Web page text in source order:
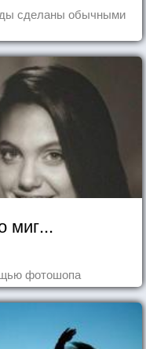
сделаны обычными
миг...
фотошопа